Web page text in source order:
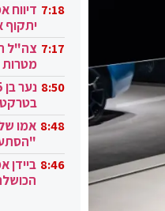
7:18 דיווח
7:17 צה"ל
מטרות
8:50
8:48 אמו
8:46 ביידן